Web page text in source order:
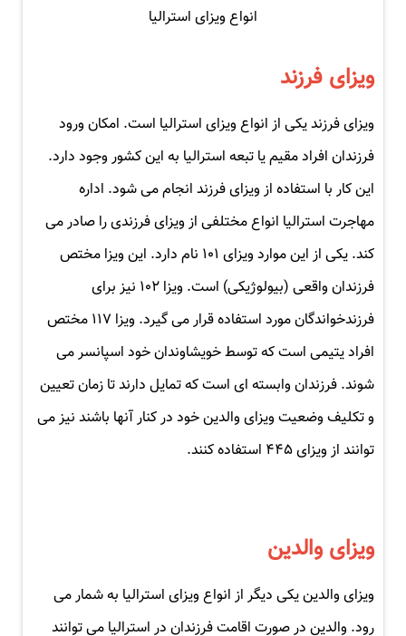
انواع ویزای استرالیا
ویزای فرزند
ویزای فرزند یکی از انواع ویزای استرالیا است. امکان ورود
فرزندان افراد مقیم یا تبعه استرالیا به این کشور وجود دارد.
این کار با استفاده از ویزای فرزند انجام می شود. اداره
مهاجرت استرالیا انواع مختلفی از ویزای فرزندی را صادر می
کند. یکی از این موارد ویزای ۱۰۱ نام دارد. این ویزا مختص
فرزندان واقعی (بیولوژیکی) است. ویزا ۱۰۲ نیز برای
فرزندخواندگان مورد استفاده قرار می گیرد. ویزا ۱۱۷ مختص
افراد یتیمی است که توسط خویشاوندان خود اسپانسر می
شوند. فرزندان وابسته ای است که تمایل دارند تا زمان تعیین
و تکلیف وضعیت ویزای والدین خود در کنار آنها باشند نیز می
توانند از ویزای ۴۴۵ استفاده کنند.
ویزای والدین
ویزای والدین یکی دیگر از انواع ویزای استرالیا به شمار می
رود. والدین در صورت اقامت فرزندان در استرالیا می توانند